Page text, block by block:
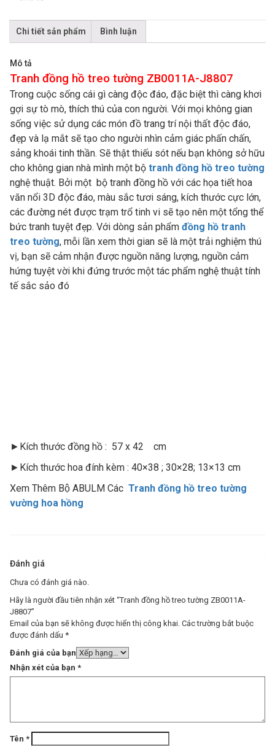
Chi tiết sản phẩm Bình luận
Mô tả
Tranh đồng hồ treo tường ZB0011A-J8807
Trong cuộc sống cái gì càng độc đáo, đặc biệt thì càng khơi
gợi sự tò mò, thích thú của con người. Với mọi không gian
sống việc sử dụng các món đồ trang trí nội thất độc đáo,
đẹp và lạ mắt sẽ tạo cho người nhìn cảm giác phấn chấn,
sảng khoái tinh thần. Sẽ thật thiếu sót nếu bạn không sở hữu
cho không gian nhà mình một bộ tranh đồng hồ treo tường
nghệ thuật. Bởi một bộ tranh đồng hồ với các họa tiết hoa
văn nổi 3D độc đáo, màu sắc tươi sáng, kích thước cực lớn,
các đường nét được trạm trổ tinh vi sẽ tạo nên một tổng thể
bức tranh tuyệt đẹp. Với dòng sản phẩm đồng hồ tranh
treo tường, mỗi lần xem thời gian sẽ là một trải nghiệm thú
vị, bạn sẽ cảm nhận được nguồn năng lượng, nguồn cảm
hứng tuyệt vời khi đứng trước một tác phẩm nghệ thuật tính
tế sắc sảo đó
►Kích thước đồng hồ : 57 x 42 cm
►Kích thước hoa đính kèm : 40×38 ; 30×28; 13×13 cm
Xem Thêm Bộ ABULM Các Tranh đồng hồ treo tường
vường hoa hồng
Đánh giá
Chưa có đánh giá nào.
Hãy là người đầu tiên nhận xét “Tranh đồng hồ treo tường ZB0011A-
J8807”
Email của bạn sẽ không được hiển thị công khai. Các trường bắt buộc
được đánh dấu *
Đánh giá của bạn
Nhận xét của bạn *
Tên *